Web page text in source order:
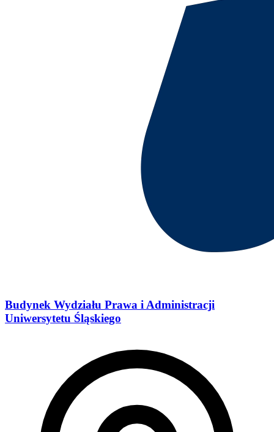
Budynek Wydziału Prawa i Administracji
Uniwersytetu Śląskiego